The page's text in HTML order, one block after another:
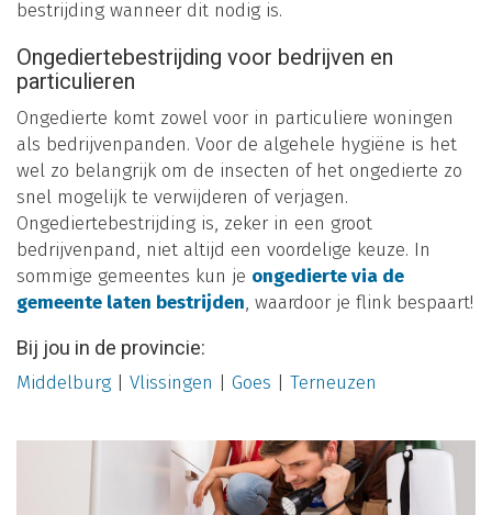
bestrijding wanneer dit nodig is.
Ongediertebestrijding voor bedrijven en
particulieren
Ongedierte komt zowel voor in particuliere woningen
als bedrijvenpanden. Voor de algehele hygiëne is het
wel zo belangrijk om de insecten of het ongedierte zo
snel mogelijk te verwijderen of verjagen.
Ongediertebestrijding is, zeker in een groot
bedrijvenpand, niet altijd een voordelige keuze. In
sommige gemeentes kun je ongedierte via de
gemeente laten bestrijden, waardoor je flink bespaart!
Bij jou in de provincie:
Middelburg Vlissingen Goes Terneuzen